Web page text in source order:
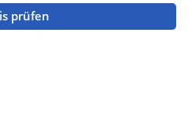
prüfen